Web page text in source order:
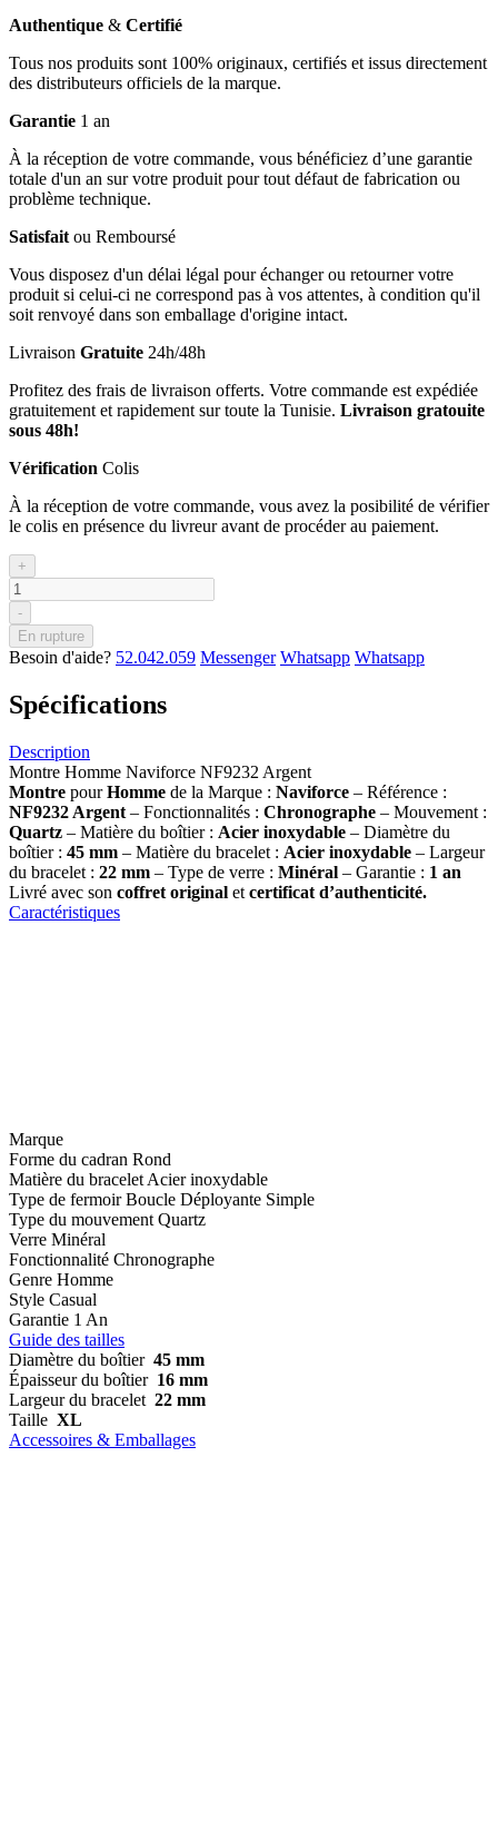
Authentique & Certifié
Tous nos produits sont 100% originaux, certifiés et issus directement
des distributeurs officiels de la marque.
Garantie 1 an
À la réception de votre commande, vous bénéficiez d’une garantie
totale d'un an sur votre produit pour tout défaut de fabrication ou
problème technique.
Satisfait ou Remboursé
Vous disposez d'un délai légal pour échanger ou retourner votre
produit si celui-ci ne correspond pas à vos attentes, à condition qu'il
soit renvoyé dans son emballage d'origine intact.
Livraison Gratuite 24h/48h
Profitez des frais de livraison offerts. Votre commande est expédiée
gratuitement et rapidement sur toute la Tunisie. Livraison gratouite
sous 48h!
Vérification Colis
À la réception de votre commande, vous avez la posibilité de vérifier
le colis en présence du livreur avant de procéder au paiement.
+
-
En rupture
Besoin d'aide? 52.042.059 Messenger Whatsapp Whatsapp
Spécifications
Description
Montre Homme Naviforce NF9232 Argent
Montre pourHomme de la Marque : Naviforce – Référence :
NF9232 Argent – Fonctionnalités : Chronographe – Mouvement :
Quartz – Matière du boîtier : Acier inoxydable – Diamètre du
boîtier : 45 mm – Matière du bracelet : Acier inoxydable – Largeur
du bracelet : 22 mm – Type de verre : Minéral – Garantie : 1 an
Livré avec son coffret original et certificat d’authenticité.
Caractéristiques
Marque
Forme du cadran Rond
Matière du bracelet Acier inoxydable
Type de fermoir Boucle Déployante Simple
Type du mouvement Quartz
Verre Minéral
Fonctionnalité Chronographe
Genre Homme
Style Casual
Garantie 1 An
Guide des tailles
Diamètre du boîtier 45 mm
Épaisseur du boîtier 16 mm
Largeur du bracelet 22 mm
Taille XL
Accessoires & Emballages